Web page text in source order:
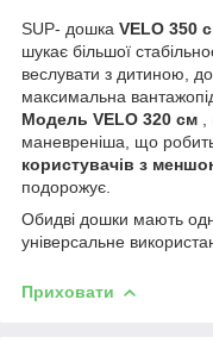
SUP- дошка VELO 350
шукає більшої
веслувати з дитиною,
максимальна
Модель VELO 320 см
маневреніша, що робить
користувачів з
подорожує.
Обидві дошки мають
універсальне
Приховати